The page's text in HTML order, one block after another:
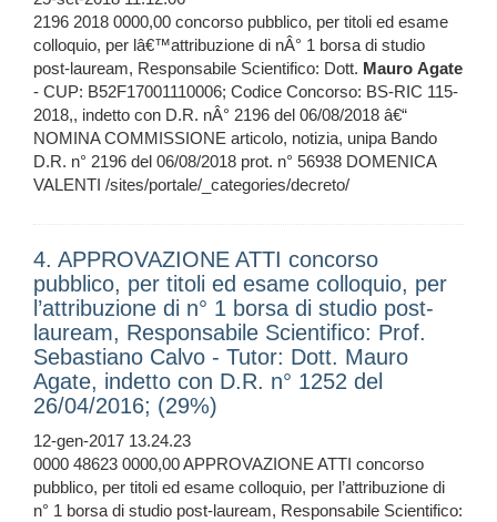
2196 2018 0000,00 concorso pubblico, per titoli ed esame
colloquio, per lâ€™attribuzione di nÂ° 1 borsa di studio
post-lauream, Responsabile Scientifico: Dott. Mauro Agate
- CUP: B52F17001110006; Codice Concorso: BS-RIC 115-
2018,, indetto con D.R. nÂ° 2196 del 06/08/2018 â€“
NOMINA COMMISSIONE articolo, notizia, unipa Bando
D.R. n° 2196 del 06/08/2018 prot. n° 56938 DOMENICA
VALENTI /sites/portale/_categories/decreto/
4. APPROVAZIONE ATTI concorso
pubblico, per titoli ed esame colloquio, per
l’attribuzione di n° 1 borsa di studio post-
lauream, Responsabile Scientifico: Prof.
Sebastiano Calvo - Tutor: Dott. Mauro
Agate, indetto con D.R. n° 1252 del
26/04/2016; (29%)
12-gen-2017 13.24.23
0000 48623 0000,00 APPROVAZIONE ATTI concorso
pubblico, per titoli ed esame colloquio, per l’attribuzione di
n° 1 borsa di studio post-lauream, Responsabile Scientifico: